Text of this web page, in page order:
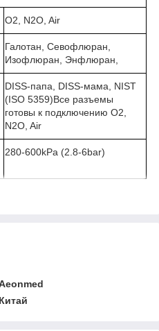
O2, N2O, Air
Галотан, Севофлюран,
Изофлюран, Энфлюран,
DISS-папа, DISS-мама, NIST
(ISO 5359)Все разъемы
готовы к подключению O2,
N2O, Air
280-600kPa (2.8-6bar)
Китай